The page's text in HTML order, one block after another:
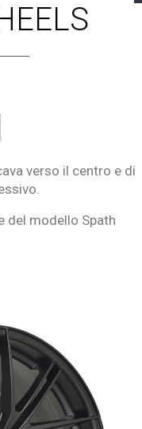
verso il centro e di
del modello Spath